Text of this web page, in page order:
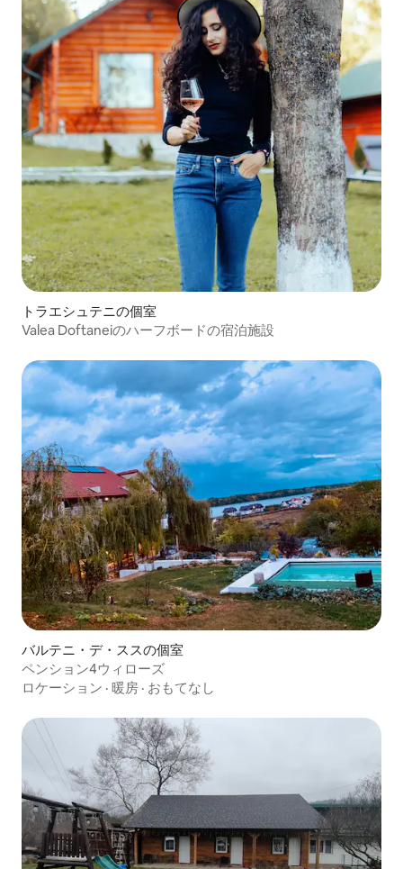
トラエシュテニの個室
Valea Doftaneiのハーフボードの宿泊施設
バルテニ・デ・ススの個室
ペンション4ウィローズ
ロケーション · 暖房 · おもてなし